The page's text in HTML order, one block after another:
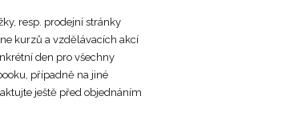
resp. prodejní stránky
kurzů a vzdělávacích akcí
den pro všechny
případně na jiné
ještě před objednáním